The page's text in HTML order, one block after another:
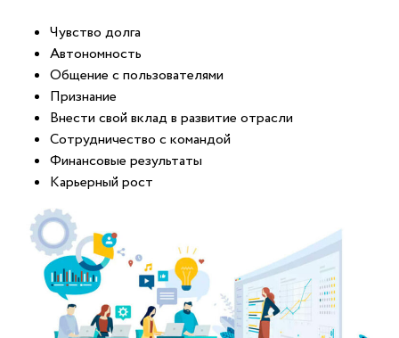
Чувство долга
Автономность
Общение с пользователями
Признание
Внести свой вклад в развитие отрасли
Сотрудничество с командой
Финансовые результаты
Карьерный рост